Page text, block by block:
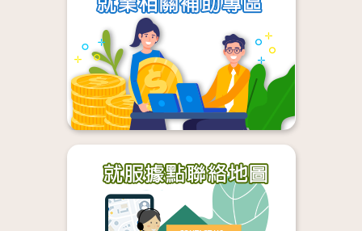
大園區-焊接、切割工
桃園區-照顧服務員
中壢區-大樓及辦公室清潔員
龜山區-照顧服務員
龜山區-照顧服務員
桃園區-照顧服務員
桃園區-照顧服務員